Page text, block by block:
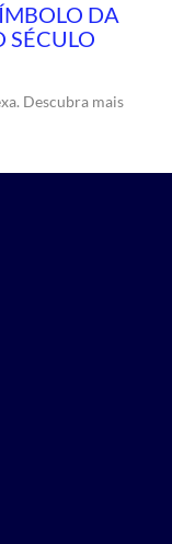
DA
SÉCULO
Descubra mais